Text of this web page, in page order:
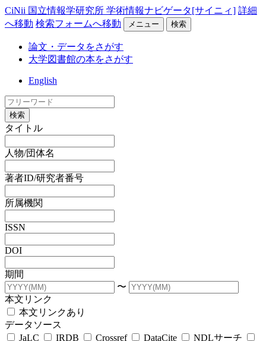
CiNii 国立情報学研究所 学術情報ナビゲータ[サイニィ] 詳細
へ移動 検索フォームへ移動 メニュー 検索
論文・データをさがす
大学図書館の本をさがす
English
検索
タイトル
人物/団体名
著者ID/研究者番号
所属機関
ISSN
DOI
期間
〜
本文リンク
本文リンクあり
データソース
JaLC
IRDB Crossref DataCite
NDLサーチ